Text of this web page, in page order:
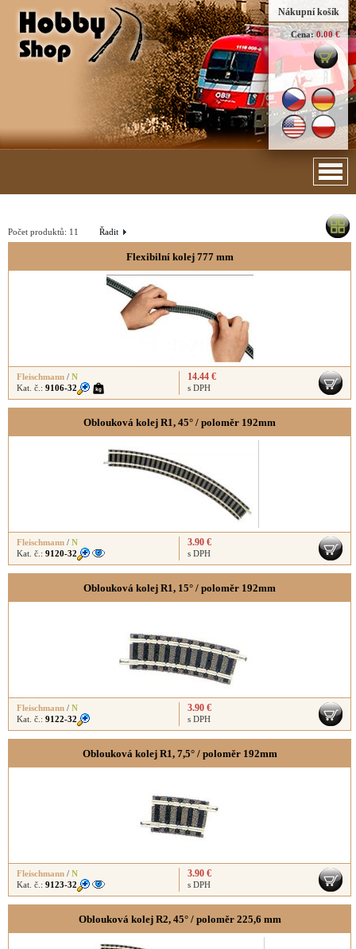
Nákupní košík
Cena: 0.00 €
Řadit
Počet produktů: 11
Flexibilní kolej 777 mm
Fleischmann / N
Kat. č.: 9106-32
14.44 €
s DPH
Oblouková kolej R1, 45° / poloměr 192mm
Fleischmann / N
Kat. č.: 9120-32
3.90 €
s DPH
Oblouková kolej R1, 15° / poloměr 192mm
Fleischmann / N
Kat. č.: 9122-32
3.90 €
s DPH
Oblouková kolej R1, 7,5° / poloměr 192mm
Fleischmann / N
Kat. č.: 9123-32
3.90 €
s DPH
Oblouková kolej R2, 45° / poloměr 225,6 mm